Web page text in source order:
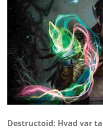
Destructoid: Hvad var